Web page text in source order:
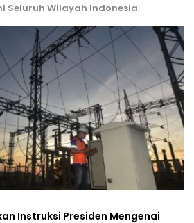
Seluruh Wilayah Indonesia
Instruksi Presiden Mengenai